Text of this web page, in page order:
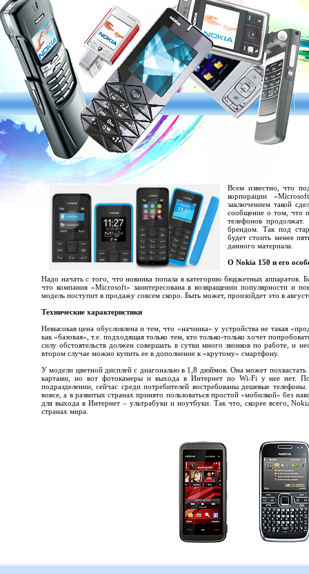
Всем известно, что
корпорации
заключением такой
сообщение о том, что
телефонов продолжат.
брендом. Так под
будет стоить менее
данного материала.
О Nokia 150 и его
Надо начать с того, что новинка попала в категорию бюджетных аппаратов.
что компания «Microsoft» заинтересована в возвращении популярности и
модель поступит в продажу совсем скоро. Быть может, произойдет это в
Технические характеристики
Невысокая цена обусловлена и тем, что «начинка» у устройства не такая
как «базовая», т.е. подходящая только тем, кто только-только хочет
силу обстоятельств должен совершать в сутки много звонков по работе, и
втором случае можно купить ее в дополнение к «крутому» смартфону.
У модели цветной дисплей с диагональю в 1,8 дюймов. Она может
картами, но вот фотокамеры и выхода в Интернет по Wi-Fi у нее нет.
подразделении, сейчас среди потребителей востребованы дешевые
вовсе, а в развитых странах принято пользоваться простой «мобилкой» без
для выхода в Интернет – ультрабуки и ноутбуки. Так что, скорее всего,
странах мира.